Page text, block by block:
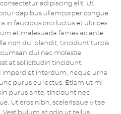
adipiscing elit. Ut
dapibus ullamcorper congue.
in faucibus orci luctus et ultrices
et malesuada fames ac ante
non dui blandit, tincidunt turpis
dui nec molestie
at sollicitudin tincidunt.
imperdiet interdum, neque urna
purus eu lectus. Etiam ut mi
purus ante, tincidunt nec
Ut eros nibh, scelerisque vitae